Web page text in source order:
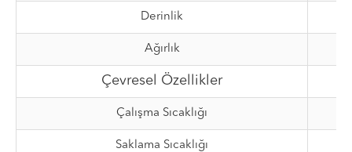
Derinlik
Ağırlık
Çevresel Özellikler
Çalışma Sıcaklığı
Saklama Sıcaklığı